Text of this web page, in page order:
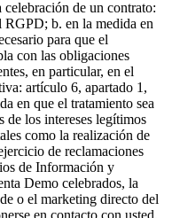
de un contrato:
b. en la medida en
para que el
con las obligaciones
en particular, en el
artículo 6, apartado 1,
en que el tratamiento sea
de los intereses legítimos
como la realización de
de reclamaciones
de Información y
Demo celebrados, la
o el marketing directo del
en contacto con usted,